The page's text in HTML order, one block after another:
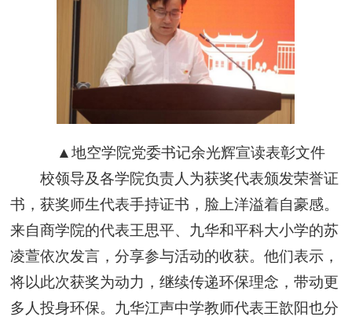
▲地空学院党委书记余光辉宣读表彰文件
校领导及各学院负责人为获奖代表颁发荣誉证
书，获奖师生代表手持证书，脸上洋溢着自豪感。
来自商学院的代表王思平、九华和平科大小学的苏
凌萱依次发言，分享参与活动的收获。他们表示，
将以此次获奖为动力，继续传递环保理念，带动更
多人投身环保。九华江声中学教师代表王歆阳也分